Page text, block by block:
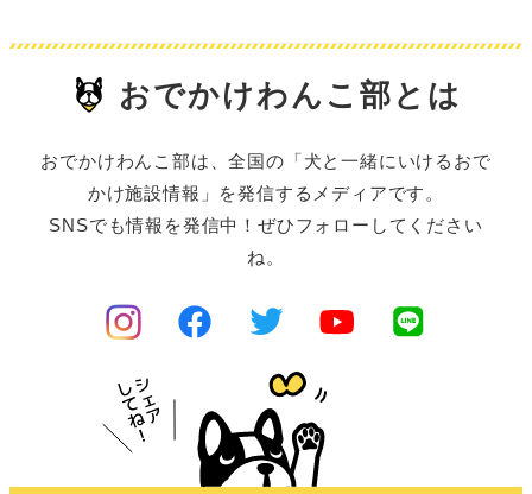
おでかけわんこ部とは
おでかけわんこ部は、全国の「犬と一緒にいけるおで
かけ施設情報」を発信するメディアです。
SNSでも情報を発信中！ぜひフォローしてください
ね。